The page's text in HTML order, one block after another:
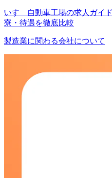
いすゞ自動車工場の求人ガイ
寮・待遇を徹底比較
製造業に関わる会社について